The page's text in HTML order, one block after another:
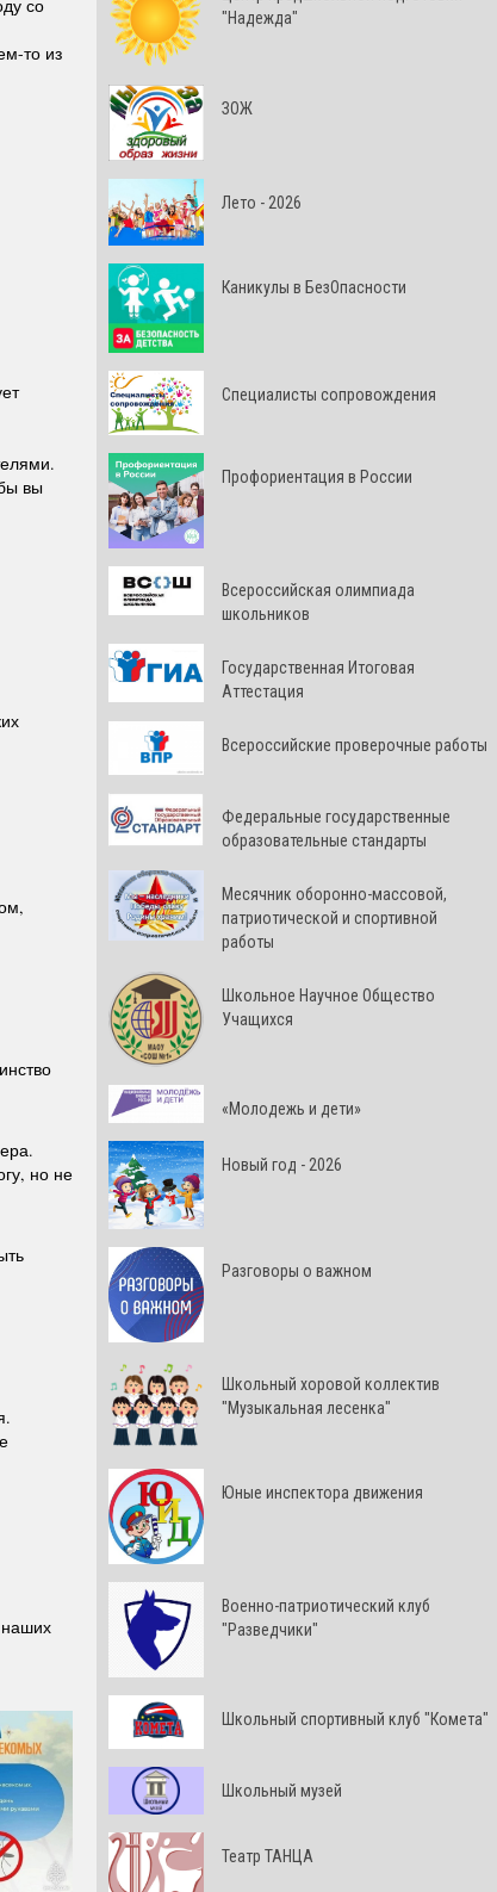
со
то из
вы
но не
"Надежда"
ЗОЖ
Лето - 2026
Каникулы в БезОпасности
Специалисты сопровождения
Профориентация в России
Всероссийская олимпиада
школьников
Государственная Итоговая
Аттестация
Всероссийские проверочные работы
Федеральные государственные
образовательные стандарты
Месячник оборонно-массовой,
патриотической и спортивной
работы
Школьное Научное Общество
Учащихся
«Молодежь и дети»
Новый год - 2026
Разговоры о важном
Школьный хоровой коллектив
"Музыкальная лесенка"
Юные инспектора движения
Военно-патриотический клуб
"Разведчики"
Школьный спортивный клуб "Комета"
Школьный музей
Театр ТАНЦА